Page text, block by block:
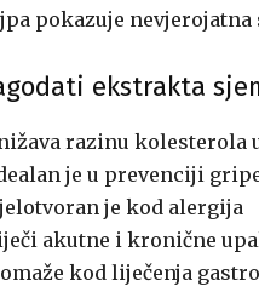
pokazuje nevjerojatna
ekstrakta
razinu kolesterola
je u prevenciji
je kod alergija
akutne i kronične
kod liječenja